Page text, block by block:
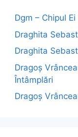
Dgm – Chipul Ei
Draghita
Draghita
Dragoş
Întâmplări
Dragoş